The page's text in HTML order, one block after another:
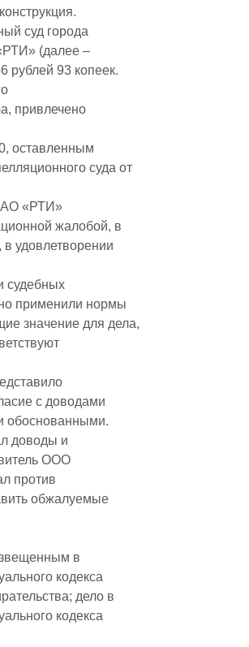
суд города
(далее –
рублей 93 копеек.
привлечено
оставленным
суда от
АО «РТИ»
жалобой, в
удовлетворении
судебных
применили нормы
значение для дела,
с доводами
обоснованными.
доводы и
ООО
против
обжалуемые
в
кодекса
дело в
кодекса